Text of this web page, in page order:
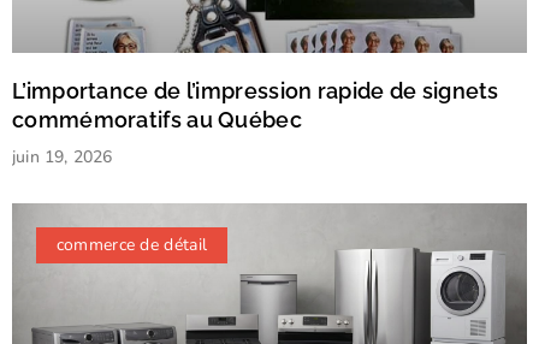
L’importance de l’impression rapide de signets
commémoratifs au Québec
juin 19, 2026
commerce de détail